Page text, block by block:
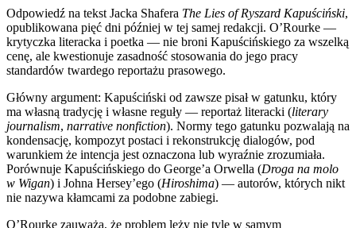
Odpowiedź na tekst Jacka Shafera The Lies of Ryszard Kapuściński,
opublikowana pięć dni później w tej samej redakcji. O’Rourke —
krytyczka literacka i poetka — nie broni Kapuścińskiego za wszelką
cenę, ale kwestionuje zasadność stosowania do jego pracy
standardów twardego reportażu prasowego.
Główny argument: Kapuściński od zawsze pisał w gatunku, który
ma własną tradycję i własne reguły — reportaż literacki (literary
journalism, narrative nonfiction). Normy tego gatunku pozwalają na
kondensację, kompozyt postaci i rekonstrukcję dialogów, pod
warunkiem że intencja jest oznaczona lub wyraźnie zrozumiała.
Porównuje Kapuścińskiego do George’a Orwella (Droga na molo
w Wigan) i Johna Hersey’ego (Hiroshima) — autorów, których nikt
nie nazywa kłamcami za podobne zabiegi.
O’Rourke zauważa, że problem leży nie tyle w samym